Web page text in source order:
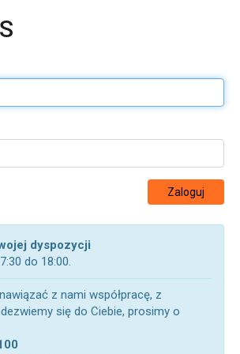
Zaloguj
dyspozycji
do 18:00.
z nami współpracę, z
się do Ciebie, prosimy o